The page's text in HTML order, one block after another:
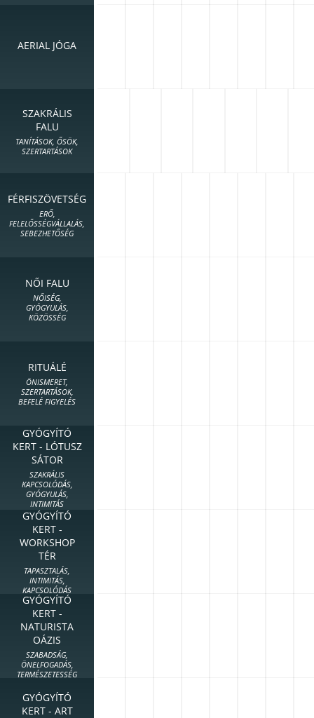
AERIAL JÓGA
SZAKRÁLIS
FALU
TANÍTÁSOK, ŐSÖK,
SZERTARTÁSOK
FÉRFISZÖVETSÉG
ERŐ,
FELELŐSSÉGVÁLLALÁS,
SEBEZHETŐSÉG
NŐI FALU
NŐISÉG,
GYÓGYULÁS,
KÖZÖSSÉG
RITUÁLÉ
ÖNISMERET,
SZERTARTÁSOK,
BEFELÉ FIGYELÉS
GYÓGYÍTÓ
KERT - LÓTUSZ
SÁTOR
SZAKRÁLIS
KAPCSOLÓDÁS,
GYÓGYULÁS,
INTIMITÁS
GYÓGYÍTÓ
KERT -
WORKSHOP
TÉR
TAPASZTALÁS,
INTIMITÁS,
KAPCSOLÓDÁS
GYÓGYÍTÓ
KERT -
NATURISTA
OÁZIS
SZABADSÁG,
ÖNELFOGADÁS,
TERMÉSZETESSÉG
GYÓGYÍTÓ
KERT - ART